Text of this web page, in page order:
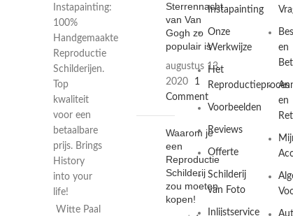
Instapainting:
100%
Handgemaakte
Reproductie
Schilderijen.
Top
kwaliteit
voor een
betaalbare
prijs. Brings
History
into your
life!
Witte Paal
Sterrennacht
van Van
Gogh zo
populair is
augustus 13,
2020
1
Comment
Waarom je
een
Reproductie
Schilderij
zou moeten
kopen!
Instapainting
Onze
Werkwijze
Het
Reproductieproces
Voorbeelden
Reviews
Offerte
Schilderij
van Foto
Inlijstservice
en
en